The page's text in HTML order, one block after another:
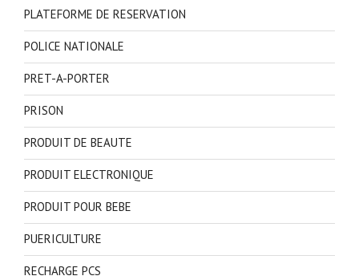
PLATEFORME DE RESERVATION
POLICE NATIONALE
PRET-A-PORTER
PRISON
PRODUIT DE BEAUTE
PRODUIT ELECTRONIQUE
PRODUIT POUR BEBE
PUERICULTURE
RECHARGE PCS